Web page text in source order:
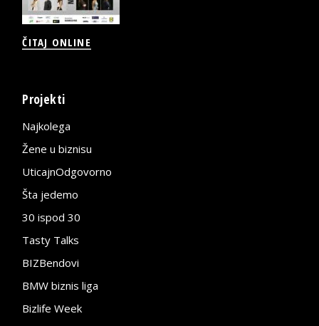
ČITAJ ONLINE
Projekti
Najkolega
Žene u biznisu
UticajnOdgovorno
Šta jedemo
30 ispod 30
Tasty Talks
BIZBendovi
BMW biznis liga
Bizlife Week